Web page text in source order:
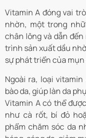
Vitamin A đóng vai
nhờn, một trong
chân lông và dẫn
trình sản xuất dầu
sự phát triển của
Ngoài ra, loại
bào da, giúp làn da
Vitamin A có thể
như cà rốt, bí đỏ
phẩm chăm sóc da